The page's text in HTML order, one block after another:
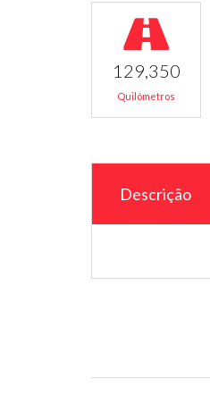
129,350
Quilómetros
Descrição